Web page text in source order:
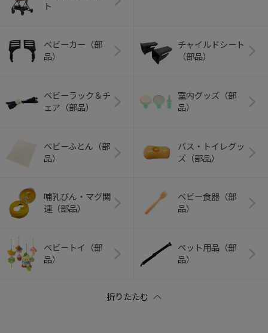
ト
ベビーカー（部
品）
チャイルドシート
（部品）
ベビーラック＆チ
ェア（部品）
室内グッズ（部
品）
ベビーふとん（部
品）
バス・トイレグッ
ズ（部品）
哺乳びん・マグ関
連（部品）
ベビー食器（部
品）
ベビートイ（部
品）
ペット用品（部
品）